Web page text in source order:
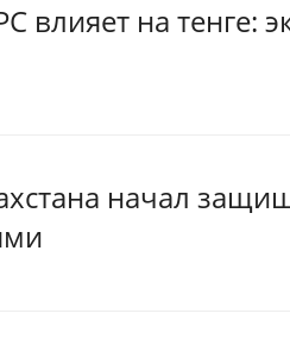
влияет на тенге:
начал